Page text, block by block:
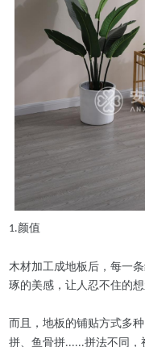
1.颜值
木材加工成地板后，每一
琢的美感，让人忍不住的想
而且，地板的铺贴方式多
拼、鱼骨拼......拼法不同，